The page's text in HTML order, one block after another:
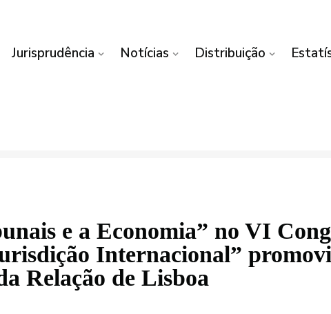
Jurisprudência Notícias Distribuição
e a Economia” no VI
Internacional”
Relação de Lisboa